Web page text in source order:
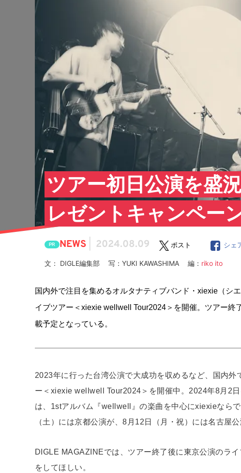
ツアー初日公演を盛
レゼントキャンペー
PR NEWS 2024.08.09 ポスト シェ
文： DIGLE編集部 写：YUKI KAWASHIMA 編： riko ito
国内外で注目を集めるオルタナティブバンド・xiexie（シ
イブツアー＜xiexie wellwell Tour2024＞を開催。ツアー終
載予定となっている。
2023年に行った台湾公演で大成功を収めるなど、国内外
ー＜xiexie wellwell Tour2024＞を開催中。2024年8月2
は、1stアルバム『wellwell』の楽曲を中心にxiexieなら
（土）には京都公演が、8月12日（月・祝）には名古屋
DIGLE MAGAZINEでは、ツアー終了後に東京公演のラ
をしてほしい。